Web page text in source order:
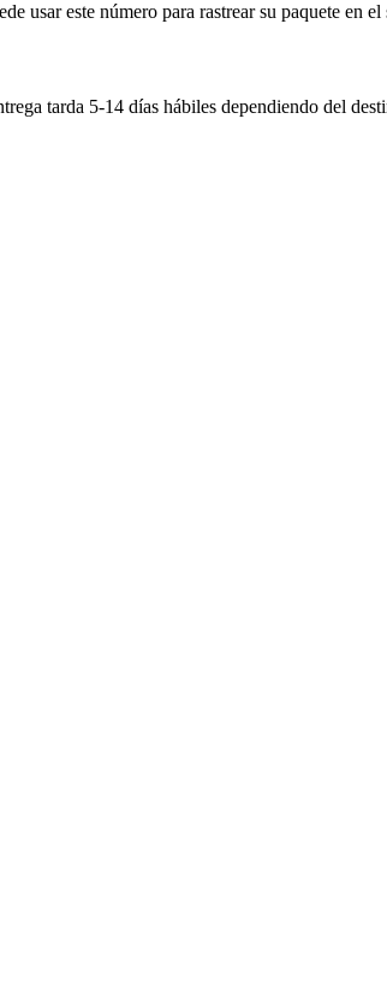
usar este número para rastrear su paquete en
tarda 5-14 días hábiles dependiendo del